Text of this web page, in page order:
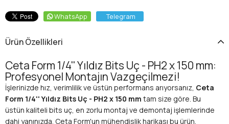
WhatsApp Telegram
Ürün Özellikleri
Ceta Form 1/4'' Yıldız Bits Uç - PH2 x 150 mm:
Profesyonel Montajın Vazgeçilmezi!
İşlerinizde hız, verimlilik ve üstün performans arıyorsanız, Ceta
Form 1/4'' Yıldız Bits Uç - PH2 x 150 mm tam size göre. Bu
üstün kaliteli bits uç, en zorlu montaj ve demontaj işlemlerinde
dahi yanınızda. Ceta Form'un mühendislik harikası bu ürün,